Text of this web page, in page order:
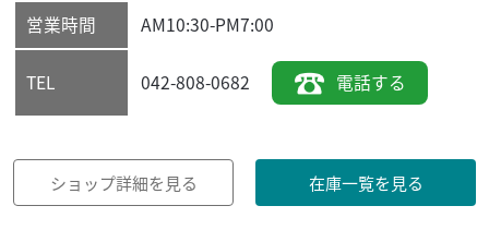
営業時間
AM10:30-PM7:00
TEL 042-808-0682 電話する
ショップ詳細を見る 在庫一覧を見る